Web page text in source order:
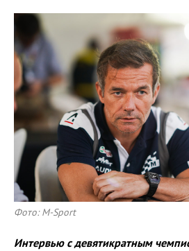
Фото: M-Sport
Интервью с девятикратным